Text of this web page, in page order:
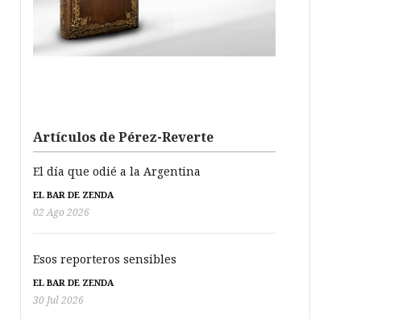
Artículos de Pérez-Reverte
El día que odié a la Argentina
EL BAR DE ZENDA
02 Ago 2026
Esos reporteros sensibles
EL BAR DE ZENDA
30 Jul 2026